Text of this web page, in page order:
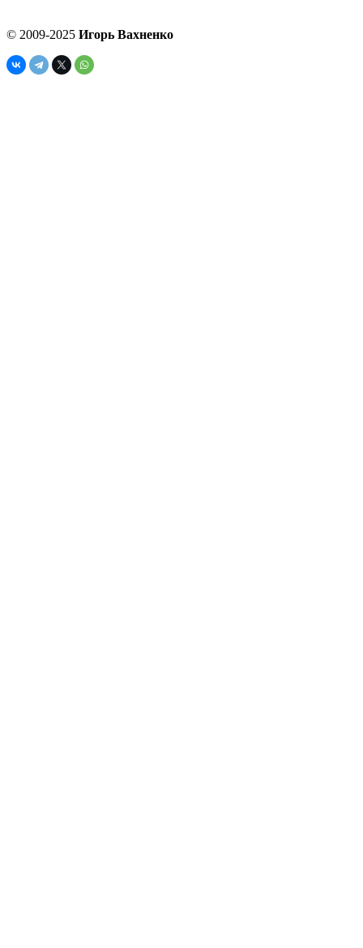
© 2009-2025 Игорь Вахненко